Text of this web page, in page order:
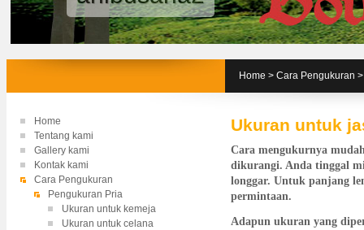
Home > Cara Pengukuran
Home
Tentang kami
Gallery kami
Kontak kami
Cara Pengukuran
Pengukuran Pria
Ukuran untuk kemeja
Ukuran untuk celana
Ukuran untuk
Cara mengukurnya
dikurangi. Anda tinggal
longgar. Untuk panjang
permintaan.
Adapun ukuran yang